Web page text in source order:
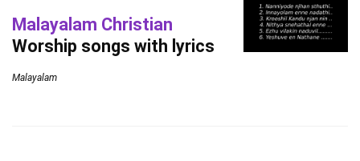
Malayalam Christian
Worship songs with lyrics
Malayalam